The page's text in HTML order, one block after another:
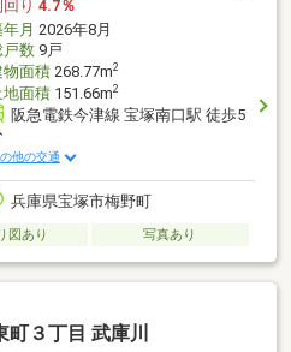
り 4.7％
月 2026年8月
戸数9戸
物面積268.77m2
地面積151.66m2
阪急電鉄今津線 宝塚南口駅 徒歩5
他の交通
兵庫県宝塚市梅野町
図あり 写真あり
３丁目 武庫川